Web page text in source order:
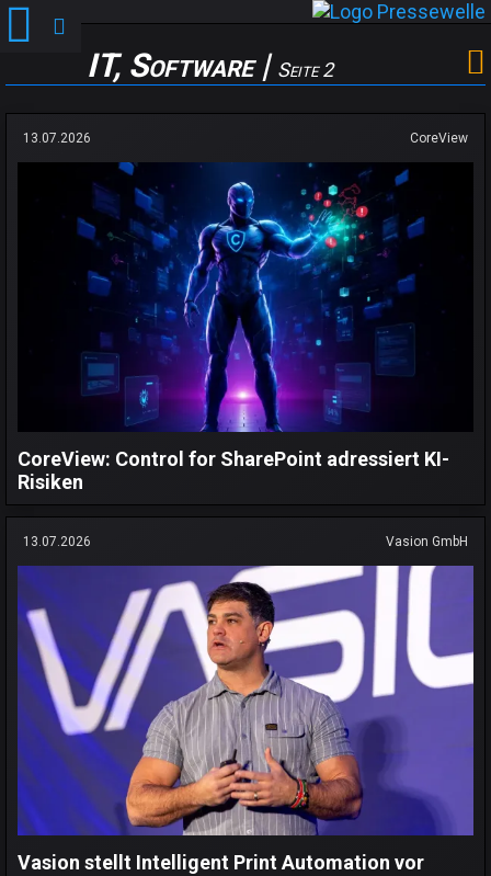
IT, Software | Seite 2
13.07.2026 CoreView
CoreView: Control for SharePoint adressiert KI-
Risiken
13.07.2026 Vasion GmbH
Vasion stellt Intelligent Print Automation vor